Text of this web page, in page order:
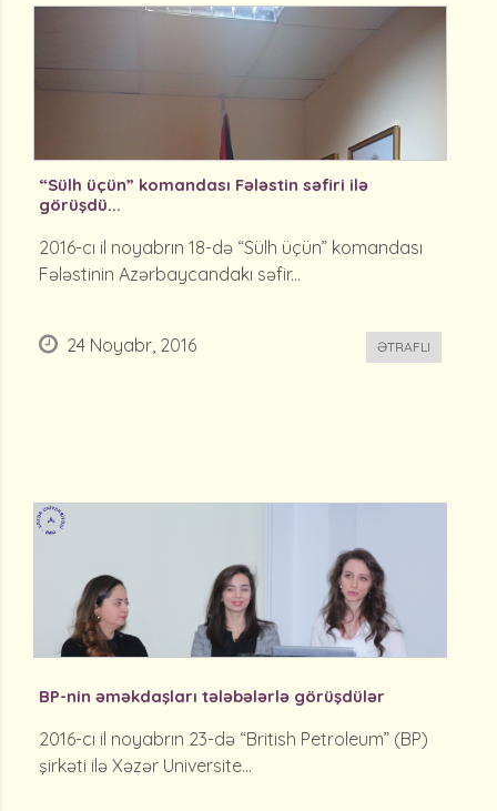
“Sülh üçün” komandası Fələstin səfiri ilə
görüşdü...
2016-cı il noyabrın 18-də “Sülh üçün” komandası
Fələstinin Azərbaycandakı səfir...
24 Noyabr, 2016 ƏTRAFLI
BP-nin əməkdaşları tələbələrlə görüşdülər
2016-cı il noyabrın 23-də “British Petroleum” (BP)
şirkəti ilə Xəzər Universite...